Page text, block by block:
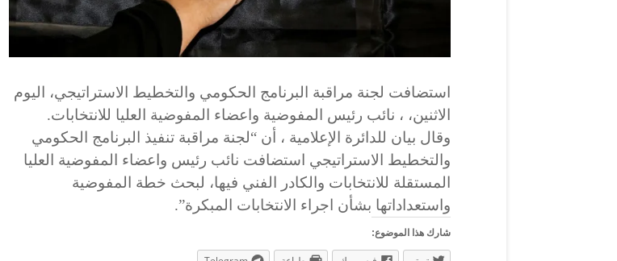
استضافت لجنة مراقبة البرنامج الحكومي والتخطيط الاستراتيجي، اليوم
الاثنين، ، نائب رئيس المفوضية واعضاء المفوضية العليا للانتخابات.
وقال بيان للدائرة الإعلامية ، أن “لجنة مراقبة تنفيذ البرنامج الحكومي
والتخطيط الاستراتيجي استضافت نائب رئيس واعضاء المفوضية العليا
المستقلة للانتخابات والكادر الفني فيها، لبحث خطة المفوضية
واستعداداتها بشأن اجراء الانتخابات المبكرة”.
شارك هذا الموضوع: